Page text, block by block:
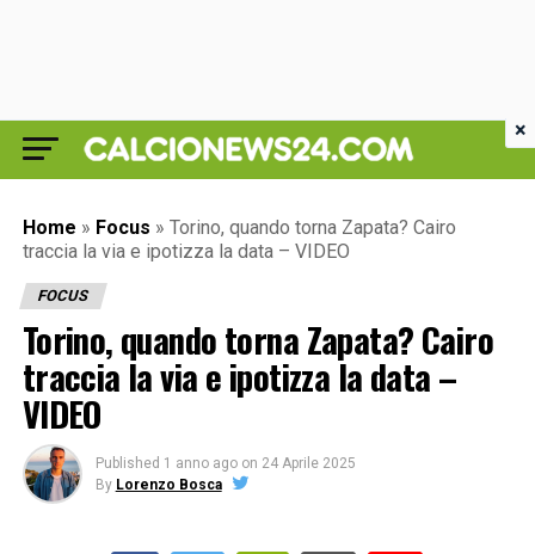
Home » Focus » Torino, quando torna Zapata? Cairo
traccia la via e ipotizza la data – VIDEO
FOCUS
Torino, quando torna Zapata? Cairo
traccia la via e ipotizza la data –
VIDEO
Published 1 anno ago on 24 Aprile 2025
By Lorenzo Bosca
×